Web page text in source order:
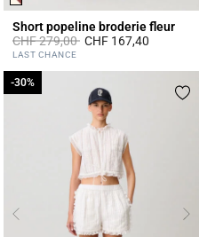
Short popeline broderie fleur
Prix réduit à partir de
CHF 279,00àCHF 167,40
5 out of 5 Customer Rating
LAST CHANCE
-30%
-30%